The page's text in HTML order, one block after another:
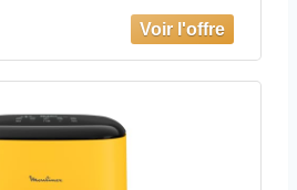
Friture saine Pale de
de recettes
Facile à utiliser